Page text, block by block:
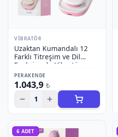
VIBRATÖR
Uzaktan Kumandalı 12
Farklı Titreşim ve Dil
Fonksiyonlu Vibratör
PERAKENDE
1.043,9 ₺
1
6 ADET